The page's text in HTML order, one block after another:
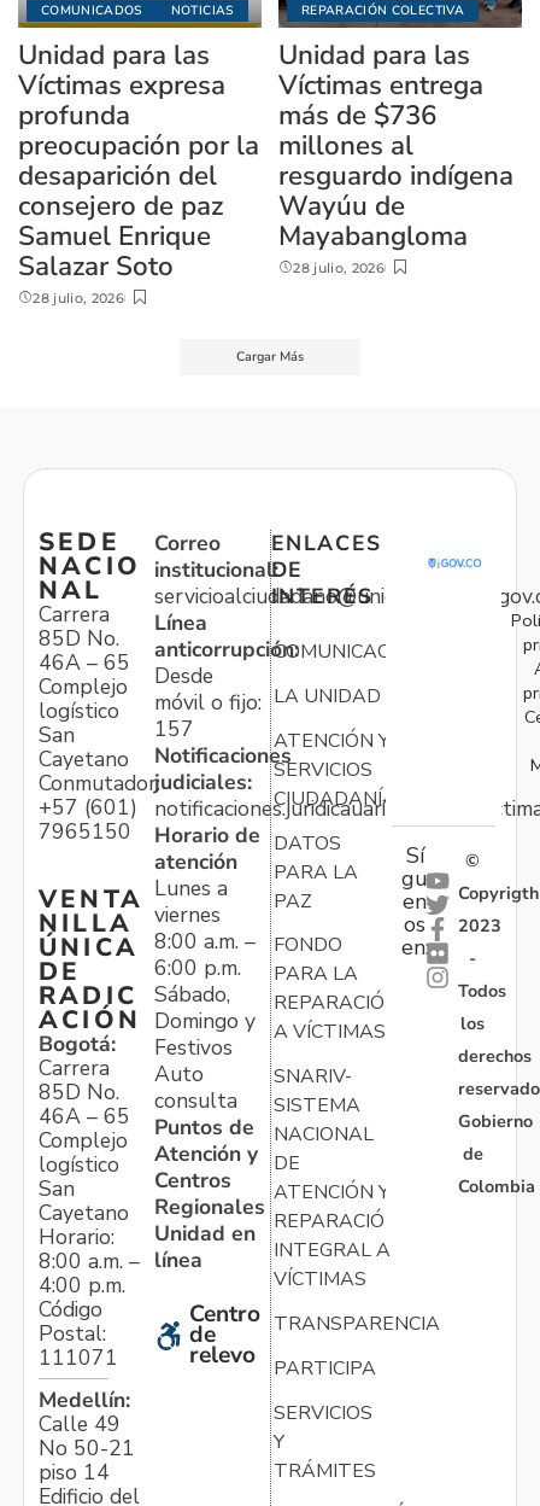
COMUNICADOS NOTICIAS
Unidad para las
Víctimas expresa
profunda
preocupación por la
desaparición del
consejero de paz
Samuel Enrique
Salazar Soto
28 julio, 2026
REPARACIÓN COLECTIVA
Unidad para las
Víctimas entrega
más de $736
millones al
resguardo indígena
Wayúu de
Mayabangloma
28 julio, 2026
Cargar Más
SEDE
NACIO
NAL
Carrera
85D No.
46A – 65
Complejo
logístico
San
Cayetano
Conmutador:
+57 (601)
7965150
VENTA
NILLA
ÚNICA
DE
RADIC
ACIÓN
Bogotá:
Carrera
85D No.
46A – 65
Complejo
logístico
San
Cayetano
Horario:
8:00 a.m. –
4:00 p.m.
Código
Postal:
111071
Medellín:
Calle 49
No 50-21
piso 14
Edificio del
Correo
institucional:
Línea
anticorrupción:
Desde
móvil o fijo:
157
Notificaciones
judiciales:
Horario de
atención
Lunes a
viernes
8:00 a.m. –
6:00 p.m.
Sábado,
Domingo y
Festivos
Auto
consulta
Puntos de
Atención y
Centros
Regionales
Unidad en
línea
Centro
de
relevo
ENLACES
DE
INTERÉS
COMUNICACIONES
LA UNIDAD
ATENCIÓN Y
SERVICIOS
CIUDADANÍA
DATOS
PARA LA
PAZ
FONDO
PARA LA
REPARACIÓN
A VÍCTIMAS
SNARIV-
SISTEMA
NACIONAL
DE
ATENCIÓN Y
REPARACIÓN
INTEGRAL A
VÍCTIMAS
TRANSPARENCIA
PARTICIPA
SERVICIOS
Y
TRÁMITES
Sí
gu
en
os
en:
©
Copyrigth
2023
-
Todos
los
derechos
Gobierno
de
Colombia